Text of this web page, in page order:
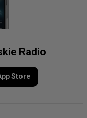
Radio
Store